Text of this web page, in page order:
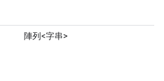
陣列<字串>